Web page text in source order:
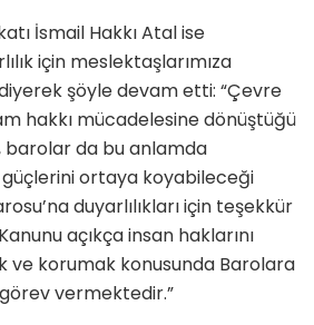
İsmail Hakkı Atal ise
için meslektaşlarımıza
şöyle devam etti: “Çevre
hakkı mücadelesine dönüştüğü
da bu anlamda
ortaya koyabileceği
duyarlılıkları için teşekkür
açıkça insan haklarını
ve korumak konusunda Barolara
vermektedir.”